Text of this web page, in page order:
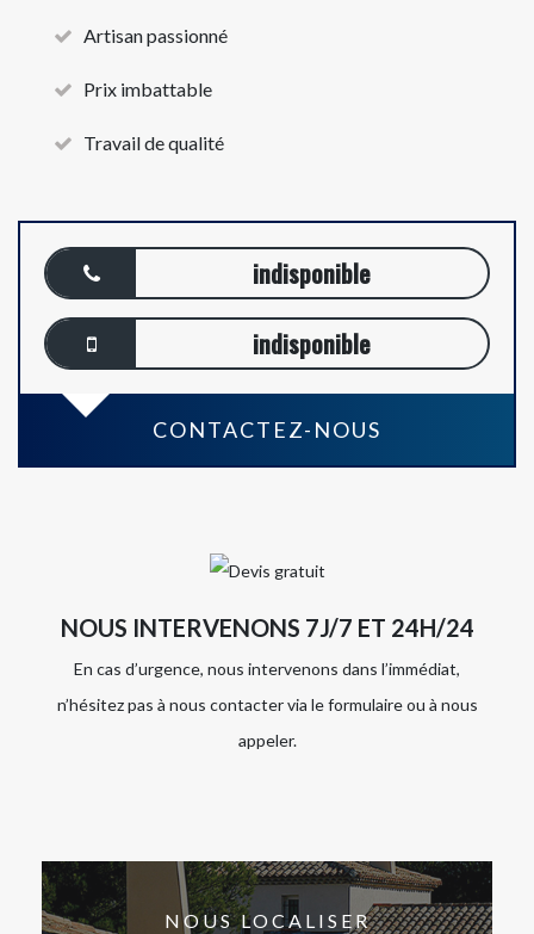
Artisan passionné
Prix imbattable
Travail de qualité
indisponible
indisponible
CONTACTEZ-NOUS
NOUS INTERVENONS 7J/7 ET 24H/24
En cas d’urgence, nous intervenons dans l’immédiat,
n’hésitez pas à nous contacter via le formulaire ou à nous
appeler.
NOUS LOCALISER